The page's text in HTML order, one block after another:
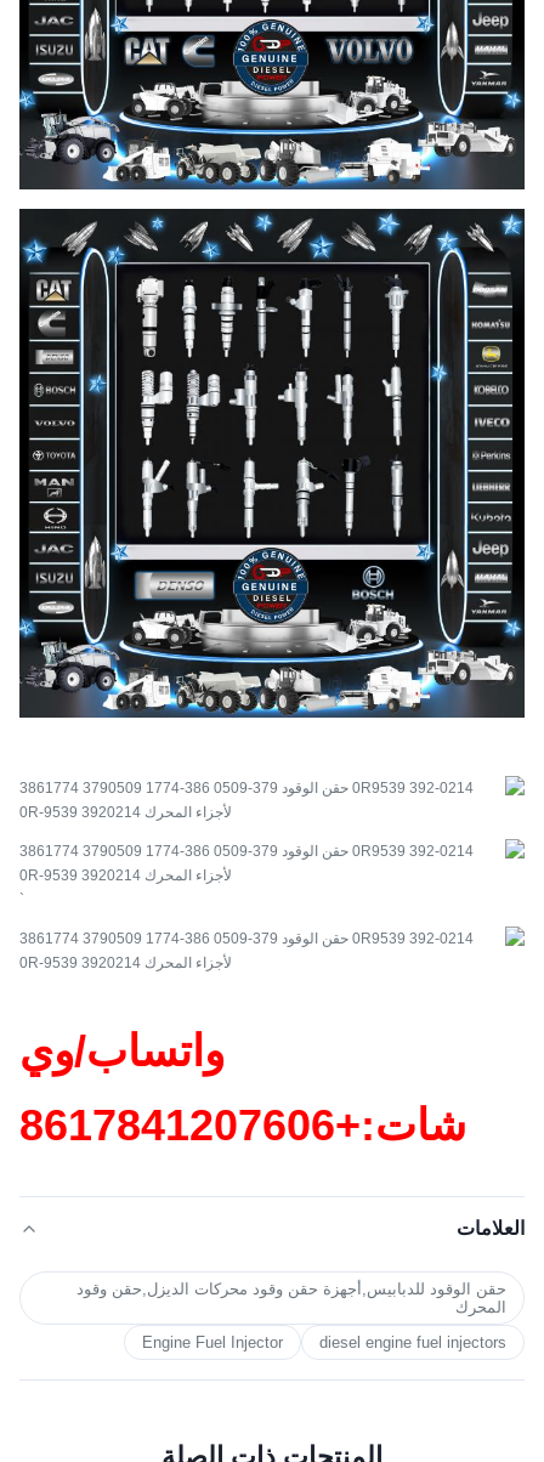
`
واتساب/وي
شات:+8617841207606
العلامات
حقن الوقود للدبابيس,أجهزة حقن وقود محركات الديزل,حقن وقود
المحرك
diesel engine fuel injectors
Engine Fuel Injector